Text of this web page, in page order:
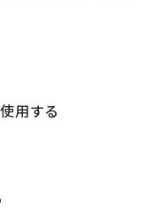
用する